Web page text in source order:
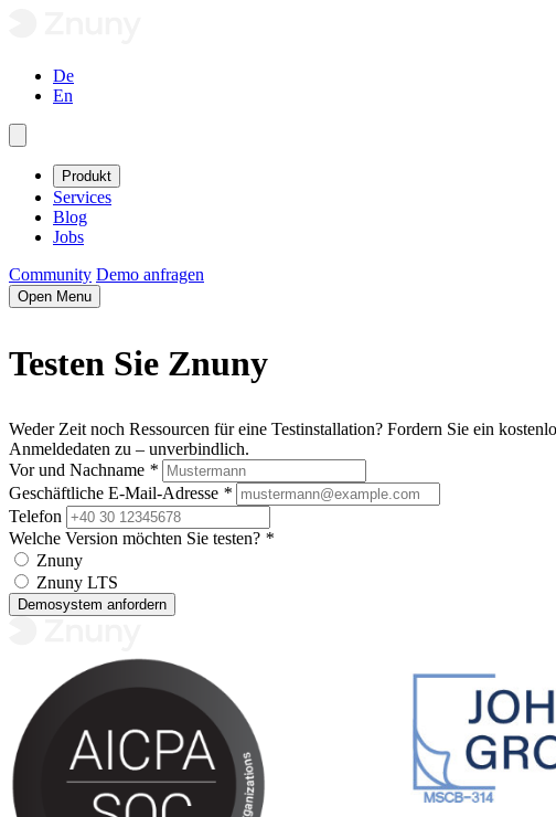
De
En
Produkt
Services
Blog
Jobs
Community Demo anfragen
Open Menu
Testen Sie Znuny
Weder Zeit noch Ressourcen für eine Testinstallation? Fordern Sie ein
Anmeldedaten zu – unverbindlich.
Vor und Nachname *
Geschäftliche E-Mail-Adresse *
Telefon
Welche Version möchten Sie testen? *
Znuny
Znuny LTS
Demosystem anfordern